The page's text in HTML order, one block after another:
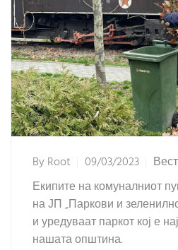
ByRoot 09/03/2023
Екипите на комуналниот
на ЈП „Паркови и
и уредуваат паркот кој е
нашата општина.